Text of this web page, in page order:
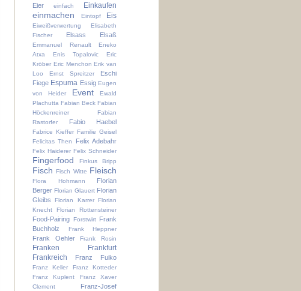
Eier einfach Einkaufen
einmachen Eintopf Eis
Eiweißverwertung
Elisabeth
Fischer
Elsass Elsaß
Emmanuel Renault
Eneko
Atxa
Enis Topalovic
Eric
Kröber Eric Menchon Erik van
Loo
Ernst Spreitzer
Eschi
Fiege Espuma Essig Eugen
von Heider
Event
Ewald
Plachutta Fabian Beck Fabian
Höckenreiner
Fabian
Rastorfer
Fabio Haebel
Fabrice Kieffer Familie Geisel
Felicitas Then
Felix Adebahr
Felix Haiderer Felix Schneider
Fingerfood Finkus Bripp
Fisch Fisch Witte Fleisch
Flora Hohmann
Florian
Berger Florian Glauert Florian
Gleibs
Florian Karrer
Florian
Knecht
Florian Rottensteiner
Food-Pairing Forstwirt Frank
Buchholz
Frank Heppner
Frank Oehler Frank Rosin
Franken
Frankfurt
Frankreich
Franz Fuiko
Franz Keller
Franz Kotteder
Franz Kuplent
Franz Xaver
Clement
Franz-Josef